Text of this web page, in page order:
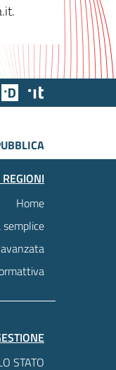
Team Digitale
Home
semplice
STATO